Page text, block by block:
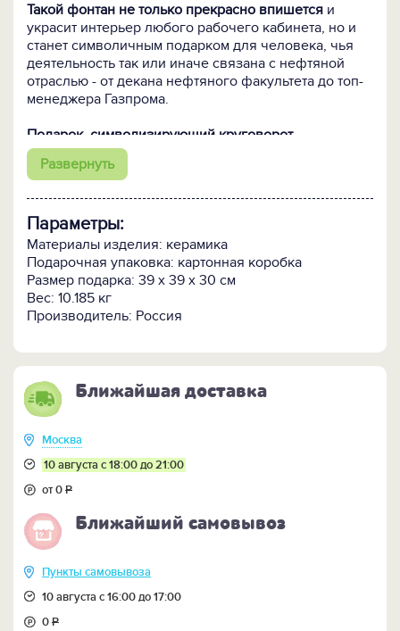
Такой фонтан не только прекрасно впишется и
украсит интерьер любого рабочего кабинета, но и
станет символичным подарком для человека, чья
деятельность так или иначе связана с нефтяной
отраслью - от декана нефтяного факультета до топ-
менеджера Газпрома.
Подарок, символизирующий круговорот
нефтедолларов
мере, на 1/6-ой части суши:
- нефтяная труба, берущая начало в Сибири и
выплёскивающая золотые монеты в районе
Москвы;
- вентиль декорирован кремлёвской звездой.
Каждый экземпляр сделан и расписан вручную.
помпа (подключение к водопроводу не нужно,
работает от электросети).
Размер: диаметр 38см, высота 30см.
Развернуть
Параметры:
Материалы изделия: керамика
Подарочная упаковка: картонная коробка
Размер подарка: 39 x 39 x 30 см
Вес: 10.185 кг
Производитель: Россия
Ближайшая доставка
Москва
10 августа с 18:00 до 21:00
от 0Р
Ближайший самовывоз
Пункты самовывоза
10 августа с 16:00 до 17:00
0Р